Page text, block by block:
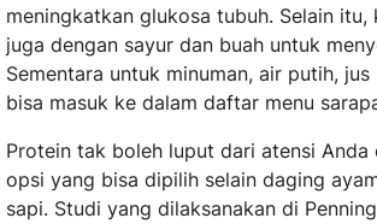
meningkatkan glukosa tubuh. Selain itu,
juga dengan sayur dan buah untuk
Sementara untuk minuman, air putih, jus
bisa masuk ke dalam daftar menu
Protein tak boleh luput dari atensi Anda
opsi yang bisa dipilih selain daging
sapi. Studi yang dilaksanakan di